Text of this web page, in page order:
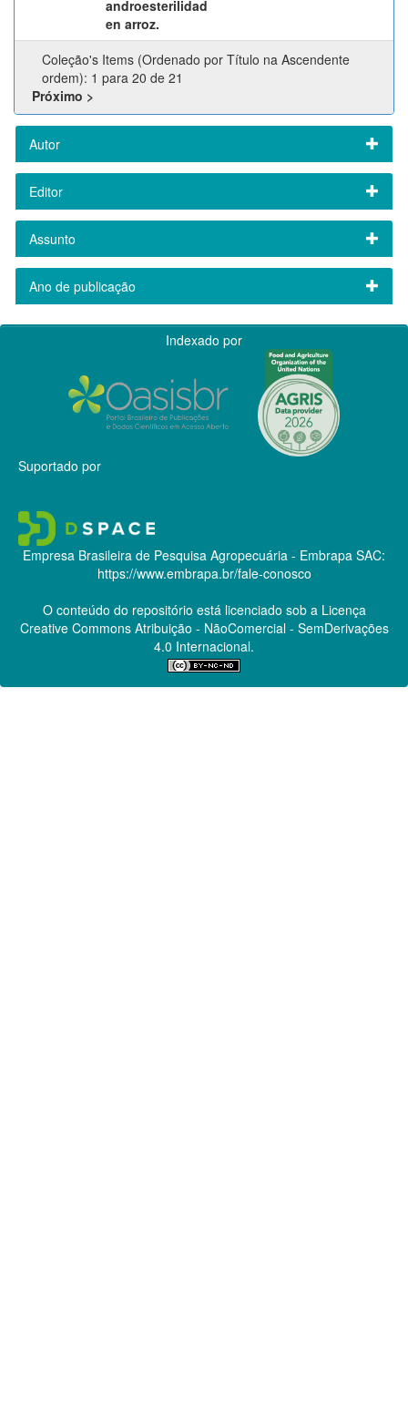
androesterilidad
en arroz.
Coleção's Items (Ordenado por Título na Ascendente
ordem): 1 para 20 de 21
Próximo >
Autor
Editor
Assunto
Ano de publicação
Indexado por
Suportado por
Empresa Brasileira de Pesquisa Agropecuária - Embrapa SAC:
https://www.embrapa.br/fale-conosco
O conteúdo do repositório está licenciado sob a Licença
Creative CommonsAtribuição - NãoComercial - SemDerivações
4.0 Internacional.